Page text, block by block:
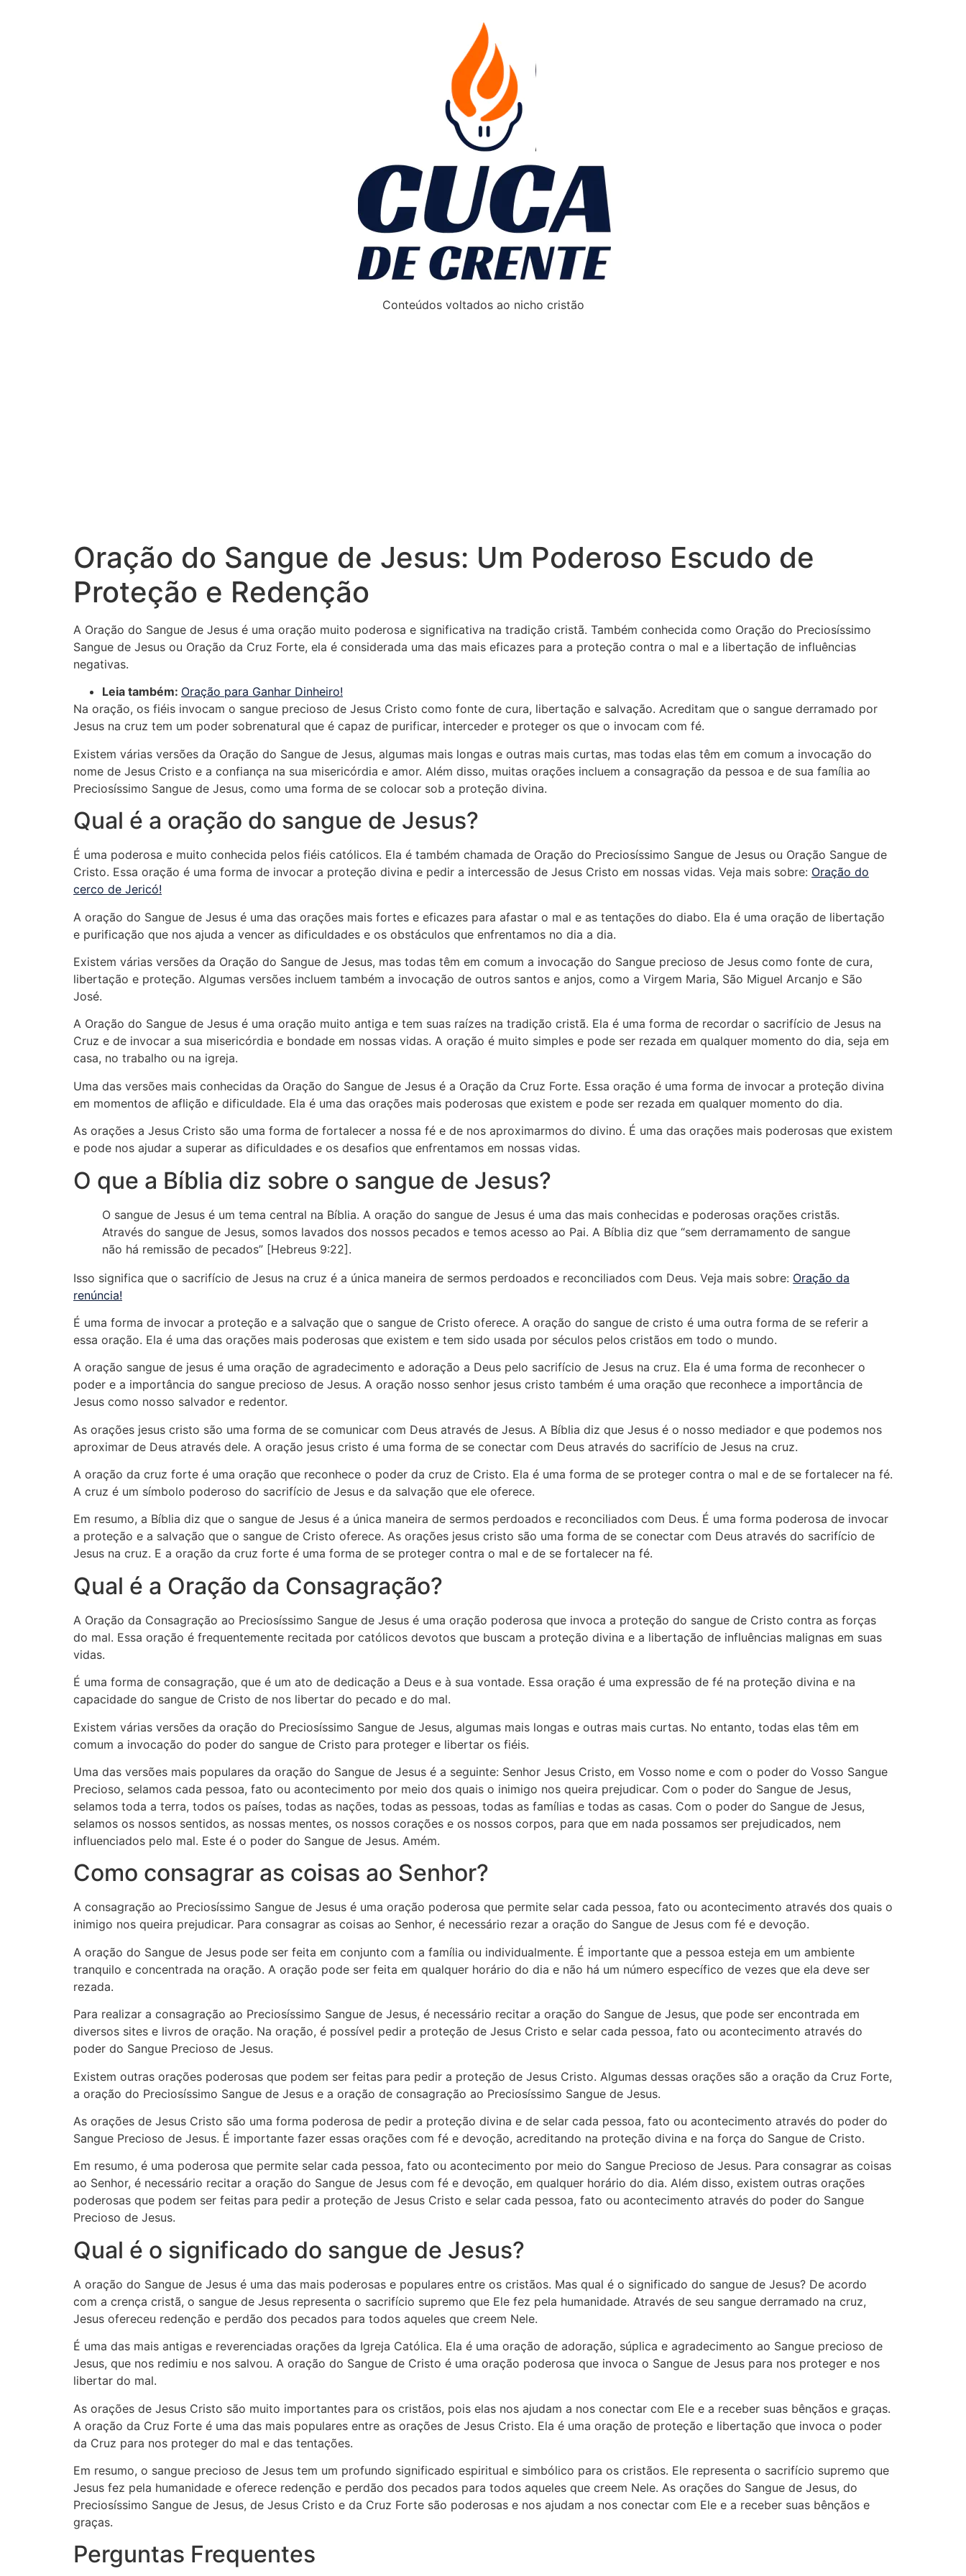
Conteúdos voltados ao nicho cristão
Oração do Sangue de Jesus: Um Poderoso Escudo de
Proteção e Redenção
A Oração do Sangue de Jesus é uma oração muito poderosa e significativa na tradição cristã. Também conhecida como Oração do Preciosíssimo
Sangue de Jesus ou Oração da Cruz Forte, ela é considerada uma das mais eficazes para a proteção contra o mal e a libertação de influências
negativas.
Leia também: Oração para Ganhar Dinheiro!
Na oração, os fiéis invocam o sangue precioso de Jesus Cristo como fonte de cura, libertação e salvação. Acreditam que o sangue derramado por
Jesus na cruz tem um poder sobrenatural que é capaz de purificar, interceder e proteger os que o invocam com fé.
Existem várias versões da Oração do Sangue de Jesus, algumas mais longas e outras mais curtas, mas todas elas têm em comum a invocação do
nome de Jesus Cristo e a confiança na sua misericórdia e amor. Além disso, muitas orações incluem a consagração da pessoa e de sua família ao
Preciosíssimo Sangue de Jesus, como uma forma de se colocar sob a proteção divina.
Qual é a oração do sangue de Jesus?
É uma poderosa e muito conhecida pelos fiéis católicos. Ela é também chamada de Oração do Preciosíssimo Sangue de Jesus ou Oração Sangue de
Cristo. Essa oração é uma forma de invocar a proteção divina e pedir a intercessão de Jesus Cristo em nossas vidas. Veja mais sobre: Oração do
cerco de Jericó!
A oração do Sangue de Jesus é uma das orações mais fortes e eficazes para afastar o mal e as tentações do diabo. Ela é uma oração de libertação
e purificação que nos ajuda a vencer as dificuldades e os obstáculos que enfrentamos no dia a dia.
Existem várias versões da Oração do Sangue de Jesus, mas todas têm em comum a invocação do Sangue precioso de Jesus como fonte de cura,
libertação e proteção. Algumas versões incluem também a invocação de outros santos e anjos, como a Virgem Maria, São Miguel Arcanjo e São
José.
A Oração do Sangue de Jesus é uma oração muito antiga e tem suas raízes na tradição cristã. Ela é uma forma de recordar o sacrifício de Jesus na
Cruz e de invocar a sua misericórdia e bondade em nossas vidas. A oração é muito simples e pode ser rezada em qualquer momento do dia, seja em
casa, no trabalho ou na igreja.
Uma das versões mais conhecidas da Oração do Sangue de Jesus é a Oração da Cruz Forte. Essa oração é uma forma de invocar a proteção divina
em momentos de aflição e dificuldade. Ela é uma das orações mais poderosas que existem e pode ser rezada em qualquer momento do dia.
As orações a Jesus Cristo são uma forma de fortalecer a nossa fé e de nos aproximarmos do divino. É uma das orações mais poderosas que existem
e pode nos ajudar a superar as dificuldades e os desafios que enfrentamos em nossas vidas.
O que a Bíblia diz sobre o sangue de Jesus?
O sangue de Jesus é um tema central na Bíblia. A oração do sangue de Jesus é uma das mais conhecidas e poderosas orações cristãs.
Através do sangue de Jesus, somos lavados dos nossos pecados e temos acesso ao Pai. A Bíblia diz que “sem derramamento de sangue
não há remissão de pecados” [Hebreus 9:22].
Isso significa que o sacrifício de Jesus na cruz é a única maneira de sermos perdoados e reconciliados com Deus. Veja mais sobre: Oração da
renúncia!
É uma forma de invocar a proteção e a salvação que o sangue de Cristo oferece. A oração do sangue de cristo é uma outra forma de se referir a
essa oração. Ela é uma das orações mais poderosas que existem e tem sido usada por séculos pelos cristãos em todo o mundo.
A oração sangue de jesus é uma oração de agradecimento e adoração a Deus pelo sacrifício de Jesus na cruz. Ela é uma forma de reconhecer o
poder e a importância do sangue precioso de Jesus. A oração nosso senhor jesus cristo também é uma oração que reconhece a importância de
Jesus como nosso salvador e redentor.
As orações jesus cristo são uma forma de se comunicar com Deus através de Jesus. A Bíblia diz que Jesus é o nosso mediador e que podemos nos
aproximar de Deus através dele. A oração jesus cristo é uma forma de se conectar com Deus através do sacrifício de Jesus na cruz.
A oração da cruz forte é uma oração que reconhece o poder da cruz de Cristo. Ela é uma forma de se proteger contra o mal e de se fortalecer na fé.
A cruz é um símbolo poderoso do sacrifício de Jesus e da salvação que ele oferece.
Em resumo, a Bíblia diz que o sangue de Jesus é a única maneira de sermos perdoados e reconciliados com Deus. É uma forma poderosa de invocar
a proteção e a salvação que o sangue de Cristo oferece. As orações jesus cristo são uma forma de se conectar com Deus através do sacrifício de
Jesus na cruz. E a oração da cruz forte é uma forma de se proteger contra o mal e de se fortalecer na fé.
Qual é a Oração da Consagração?
A Oração da Consagração ao Preciosíssimo Sangue de Jesus é uma oração poderosa que invoca a proteção do sangue de Cristo contra as forças
do mal. Essa oração é frequentemente recitada por católicos devotos que buscam a proteção divina e a libertação de influências malignas em suas
vidas.
É uma forma de consagração, que é um ato de dedicação a Deus e à sua vontade. Essa oração é uma expressão de fé na proteção divina e na
capacidade do sangue de Cristo de nos libertar do pecado e do mal.
Existem várias versões da oração do Preciosíssimo Sangue de Jesus, algumas mais longas e outras mais curtas. No entanto, todas elas têm em
comum a invocação do poder do sangue de Cristo para proteger e libertar os fiéis.
Uma das versões mais populares da oração do Sangue de Jesus é a seguinte: Senhor Jesus Cristo, em Vosso nome e com o poder do Vosso Sangue
Precioso, selamos cada pessoa, fato ou acontecimento por meio dos quais o inimigo nos queira prejudicar. Com o poder do Sangue de Jesus,
selamos toda a terra, todos os países, todas as nações, todas as pessoas, todas as famílias e todas as casas. Com o poder do Sangue de Jesus,
selamos os nossos sentidos, as nossas mentes, os nossos corações e os nossos corpos, para que em nada possamos ser prejudicados, nem
influenciados pelo mal. Este é o poder do Sangue de Jesus. Amém.
Como consagrar as coisas ao Senhor?
A consagração ao Preciosíssimo Sangue de Jesus é uma oração poderosa que permite selar cada pessoa, fato ou acontecimento através dos quais o
inimigo nos queira prejudicar. Para consagrar as coisas ao Senhor, é necessário rezar a oração do Sangue de Jesus com fé e devoção.
A oração do Sangue de Jesus pode ser feita em conjunto com a família ou individualmente. É importante que a pessoa esteja em um ambiente
tranquilo e concentrada na oração. A oração pode ser feita em qualquer horário do dia e não há um número específico de vezes que ela deve ser
rezada.
Para realizar a consagração ao Preciosíssimo Sangue de Jesus, é necessário recitar a oração do Sangue de Jesus, que pode ser encontrada em
diversos sites e livros de oração. Na oração, é possível pedir a proteção de Jesus Cristo e selar cada pessoa, fato ou acontecimento através do
poder do Sangue Precioso de Jesus.
Existem outras orações poderosas que podem ser feitas para pedir a proteção de Jesus Cristo. Algumas dessas orações são a oração da Cruz Forte,
a oração do Preciosíssimo Sangue de Jesus e a oração de consagração ao Preciosíssimo Sangue de Jesus.
As orações de Jesus Cristo são uma forma poderosa de pedir a proteção divina e de selar cada pessoa, fato ou acontecimento através do poder do
Sangue Precioso de Jesus. É importante fazer essas orações com fé e devoção, acreditando na proteção divina e na força do Sangue de Cristo.
Em resumo, é uma poderosa que permite selar cada pessoa, fato ou acontecimento por meio do Sangue Precioso de Jesus. Para consagrar as coisas
ao Senhor, é necessário recitar a oração do Sangue de Jesus com fé e devoção, em qualquer horário do dia. Além disso, existem outras orações
poderosas que podem ser feitas para pedir a proteção de Jesus Cristo e selar cada pessoa, fato ou acontecimento através do poder do Sangue
Precioso de Jesus.
Qual é o significado do sangue de Jesus?
A oração do Sangue de Jesus é uma das mais poderosas e populares entre os cristãos. Mas qual é o significado do sangue de Jesus? De acordo
com a crença cristã, o sangue de Jesus representa o sacrifício supremo que Ele fez pela humanidade. Através de seu sangue derramado na cruz,
Jesus ofereceu redenção e perdão dos pecados para todos aqueles que creem Nele.
É uma das mais antigas e reverenciadas orações da Igreja Católica. Ela é uma oração de adoração, súplica e agradecimento ao Sangue precioso de
Jesus, que nos redimiu e nos salvou. A oração do Sangue de Cristo é uma oração poderosa que invoca o Sangue de Jesus para nos proteger e nos
libertar do mal.
As orações de Jesus Cristo são muito importantes para os cristãos, pois elas nos ajudam a nos conectar com Ele e a receber suas bênçãos e graças.
A oração da Cruz Forte é uma das mais populares entre as orações de Jesus Cristo. Ela é uma oração de proteção e libertação que invoca o poder
da Cruz para nos proteger do mal e das tentações.
Em resumo, o sangue precioso de Jesus tem um profundo significado espiritual e simbólico para os cristãos. Ele representa o sacrifício supremo que
Jesus fez pela humanidade e oferece redenção e perdão dos pecados para todos aqueles que creem Nele. As orações do Sangue de Jesus, do
Preciosíssimo Sangue de Jesus, de Jesus Cristo e da Cruz Forte são poderosas e nos ajudam a nos conectar com Ele e a receber suas bênçãos e
graças.
Perguntas Frequentes